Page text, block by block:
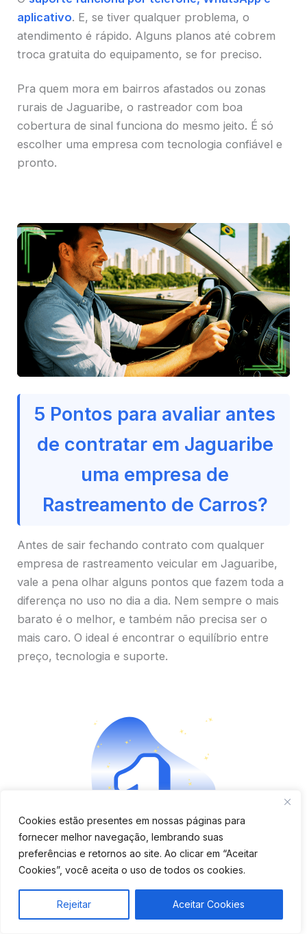
Cookies estão presentes em nossas páginas para
fornecer melhor navegação, lembrando suas
preferências e retornos ao site. Ao clicar em “Aceitar
Cookies”, você aceita o uso de todos os cookies.
Rejeitar Aceitar Cookies
aplicativo. E, se tiver qualquer problema, o
atendimento é rápido. Alguns planos até cobrem
troca gratuita do equipamento, se for preciso.
Pra quem mora em bairros afastados ou zonas
rurais de Jaguaribe, o rastreador com boa
cobertura de sinal funciona do mesmo jeito. É só
escolher uma empresa com tecnologia confiável e
pronto.
5 Pontos para avaliar antes
de contratar em Jaguaribe
uma empresa de
Rastreamento de Carros?
Antes de sair fechando contrato com qualquer
empresa de rastreamento veicular em Jaguaribe,
vale a pena olhar alguns pontos que fazem toda a
diferença no uso no dia a dia. Nem sempre o mais
barato é o melhor, e também não precisa ser o
mais caro. O ideal é encontrar o equilíbrio entre
preço, tecnologia e suporte.
Aplicativo completo e fácil
de usar